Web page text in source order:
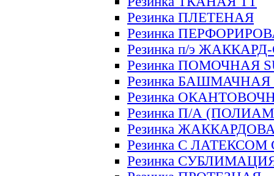
Резинка ПЛЕТЕНАЯ
Резинка
Резинка п/э
Резинка ПОМОЧНАЯ
Резинка БАШМАЧНАЯ
Резинка
Резинка П/А
Резинка
Резинка С ЛАТЕКСОМ
Резинка